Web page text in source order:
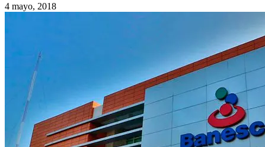
4 mayo, 2018